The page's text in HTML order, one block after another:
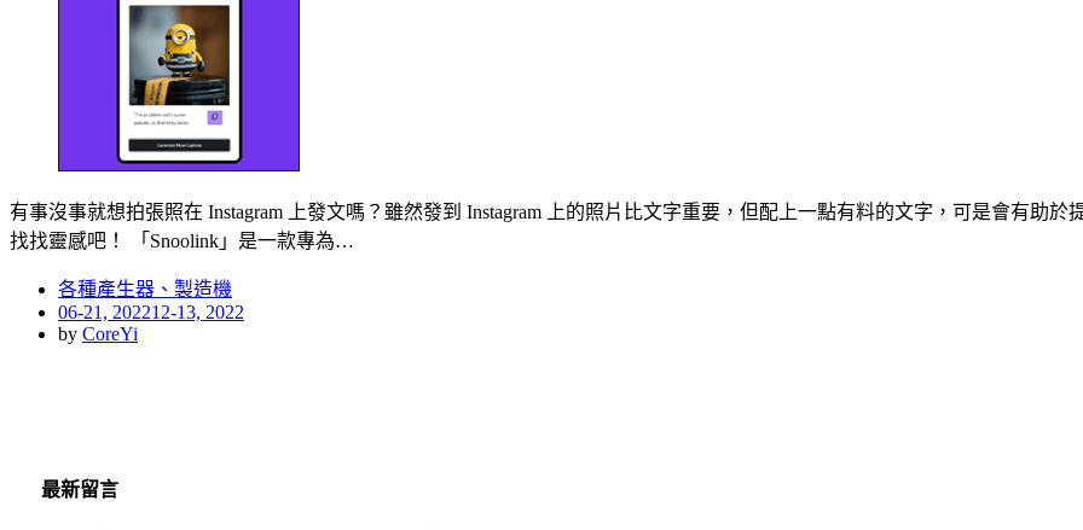
有事沒事就想拍張照在 Instagram 上發文嗎？雖然發到 Instagram 上的照片比文字重要，但配上一點有料的文字，可是會有助
找找靈感吧！ 「Snoolink」是一款專為…
各種產生器、製造機
Posted
on
06-21, 202212-13, 2022
by CoreYi
最新留言